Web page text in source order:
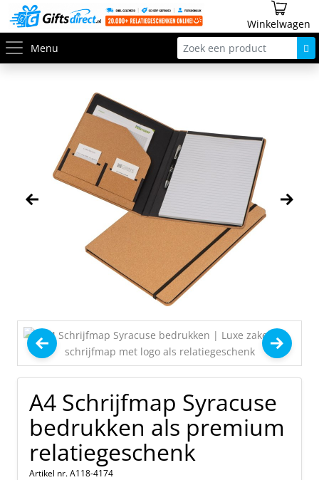
Winkelwagen
Menu
A4 Schrijfmap Syracuse
bedrukken als premium
relatiegeschenk
Artikel nr. A118-4174